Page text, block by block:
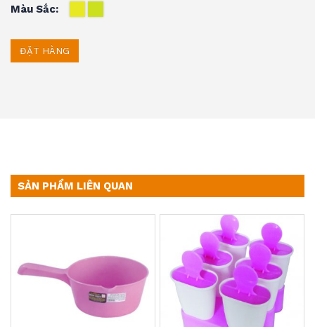
Màu Sắc
ĐẶT HÀNG
SẢN PHẨM LIÊN QUAN